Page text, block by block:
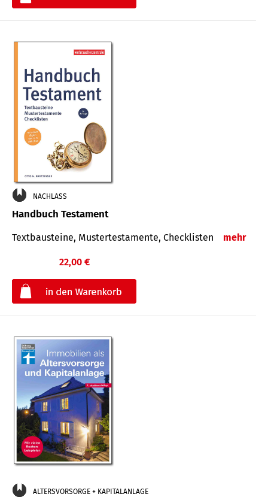
NACHLASS
Handbuch Testament
Textbausteine, Mustertestamente, Checklisten mehr
22,00 €
ALTERSVORSORGE + KAPITALANLAGE